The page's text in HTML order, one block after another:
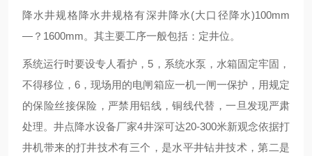
降水井规格降水井规格有深井降水(大口径降水)100mm
—？1600mm。其主要工序一般包括：定井位。
系统运行时要设专人看护，5，系统水泵，水箱固定牢固，
不得移位，6，现场用的电闸箱应一机一闸一保护，用规定
的保险丝接保险，严禁用铝线，铜线代替，一旦发现严肃
处理。井点降水设备厂家4井深可达20-300米新观念依据打
井机带来的打井技术有三个，是水平井钻井技术，第二是